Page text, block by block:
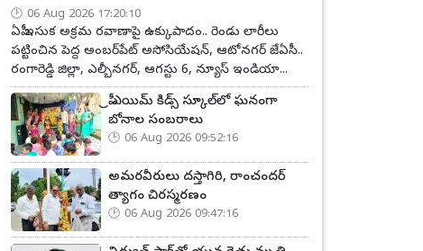
06 Aug 2026 17:20:10
ఏపీ ఇసుక అక్రమ రవాణాపై ఉక్కుపాదం.. రెండు లారీలు
పట్టించిన పెద్ద అంబర్‌పేట్ అసోసియేషన్, ఆటోనగర్ జేఏసీ..
రంగారెడ్డి జిల్లా, ఎల్బీనగర్, ఆగస్టు 6, న్యూస్ ఇండియా...
ప్రీ ఎయిమ్ కిడ్స్ స్కూల్‌లో ఘనంగా
బోనాల సంబరాలు
06 Aug 2026 09:52:16
అమరవీరులు దస్తాగిరి, రాంచందర్
త్యాగం చిరస్మరణం
06 Aug 2026 09:47:16